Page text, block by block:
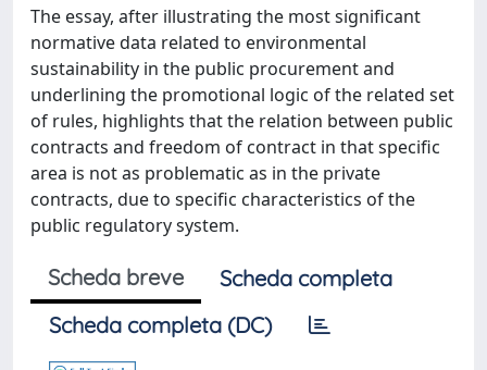
The essay, after illustrating the most significant
normative data related to environmental
sustainability in the public procurement and
underlining the promotional logic of the related set
of rules, highlights that the relation between public
contracts and freedom of contract in that specific
area is not as problematic as in the private
contracts, due to specific characteristics of the
public regulatory system.
Scheda breve
Scheda completa
Scheda completa (DC)